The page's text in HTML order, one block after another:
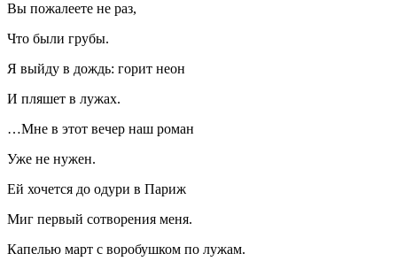
Вы пожалеете не раз,
Что были грубы.
Я выйду в дождь: горит неон
И пляшет в лужах.
…Мне в этот вечер наш роман
Уже не нужен.
Ей хочется до одури в Париж
Миг первый сотворения меня.
Капелью март с воробушком по лужам.